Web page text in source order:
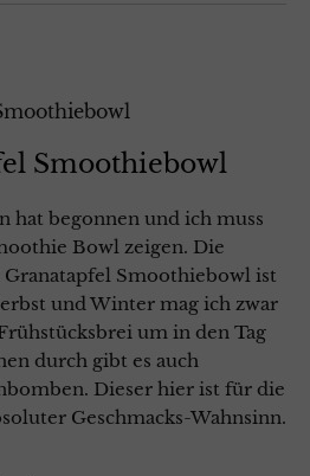
Smoothiebowl
hat begonnen und ich muss
Bowl zeigen. Die
Smoothiebowl ist
und Winter mag ich zwar
um in den Tag
durch gibt es auch
Dieser hier ist für die
Geschmacks-Wahnsinn.